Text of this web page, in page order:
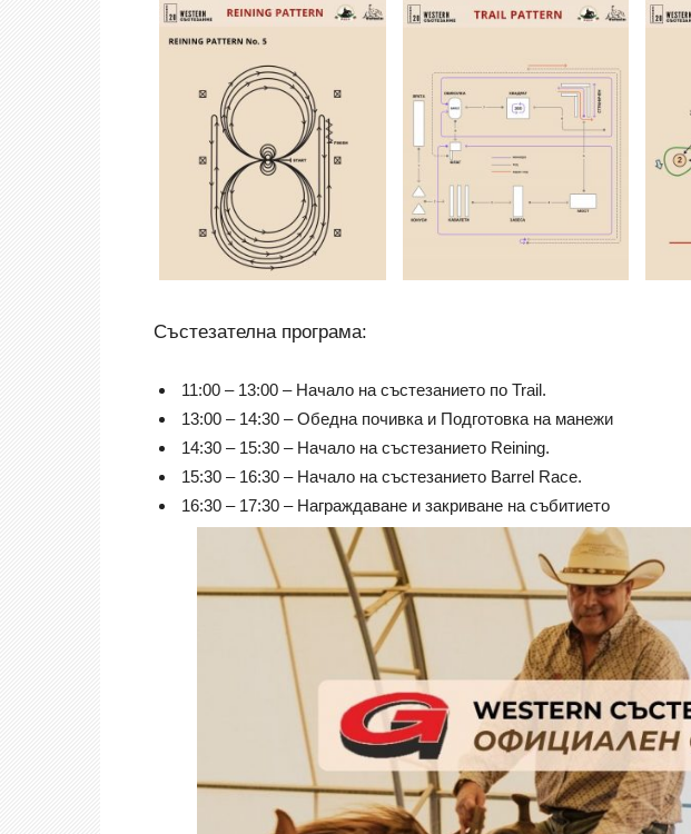
Състезателна програма:
11:00 – 13:00 – Начало на състезанието по Trail.
13:00 – 14:30 – Обедна почивка и Подготовка на манежи
14:30 – 15:30 – Начало на състезанието Reining.
15:30 – 16:30 – Начало на състезанието Barrel Race.
16:30 – 17:30 – Награждаване и закриване на събитието